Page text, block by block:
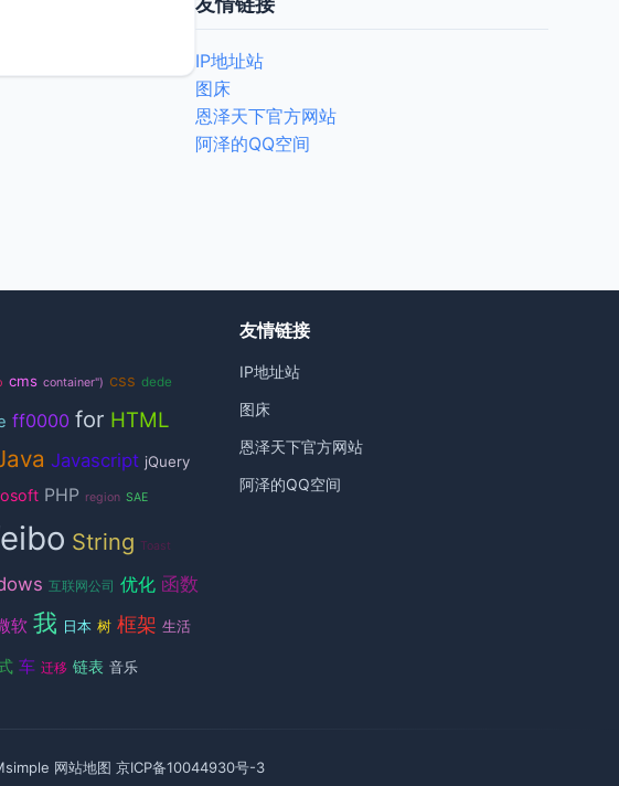
IP地址站
图床
恩泽天下官方网站
阿泽的QQ空间
cms container") css dede
ff0000 for HTML
Javascript jQuery
PHP region SAE
String Toast
互联网公司 优化 函数
软 我 日本 树 框架 生活
车 迁移 链表 音乐
友情链接
IP地址站
图床
恩泽天下官方网站
阿泽的QQ空间
网站地图 京ICP备10044930号-3